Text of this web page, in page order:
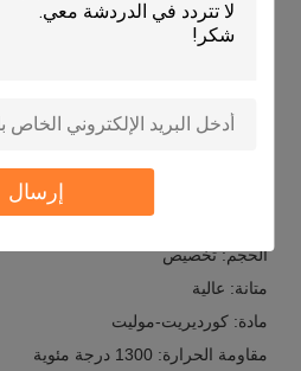
إرسال
الحد الأدنى لكمية الطلب: 300 PCS
مدة التسليم: 30 يوما بعد الدفع
الحجم: تخصيص
متانة: عالية
مادة: كورديريت-موليت
مقاومة الحرارة: 1300 درجة مئوية